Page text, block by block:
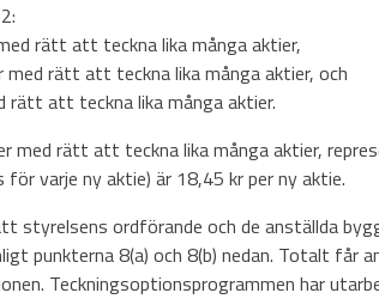
rätt att teckna lika många aktier,
rätt att teckna lika många aktier, och
att teckna lika många aktier.
rätt att teckna lika många aktier,
varje ny aktie) är 18,45 kr per ny aktie.
ordförande och de anställda
punkterna 8(a) och 8(b) nedan. Totalt får
Teckningsoptionsprogrammen har